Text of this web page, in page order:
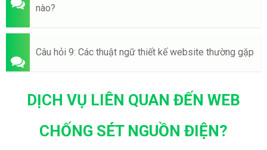
nào?
Câu hỏi 9: Các thuật ngữ thiết kế website thường gặp
DỊCH VỤ LIÊN QUAN ĐẾN WEB
CHỐNG SÉT NGUỒN ĐIỆN?